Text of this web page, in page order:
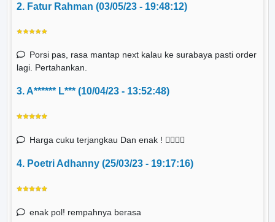
2. Fatur Rahman (03/05/23 - 19:48:12)
Porsi pas, rasa mantap next kalau ke surabaya pasti order
lagi. Pertahankan.
3. A****** L*** (10/04/23 - 13:52:48)
Harga cuku terjangkau Dan enak ! 👍🏻👍🏻
4. Poetri Adhanny (25/03/23 - 19:17:16)
enak pol! rempahnya berasa